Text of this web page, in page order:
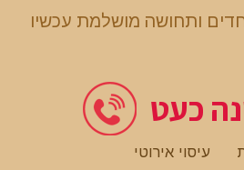
ותחושה מושלמת עכשיו
כעט
עיסוי אירוטי